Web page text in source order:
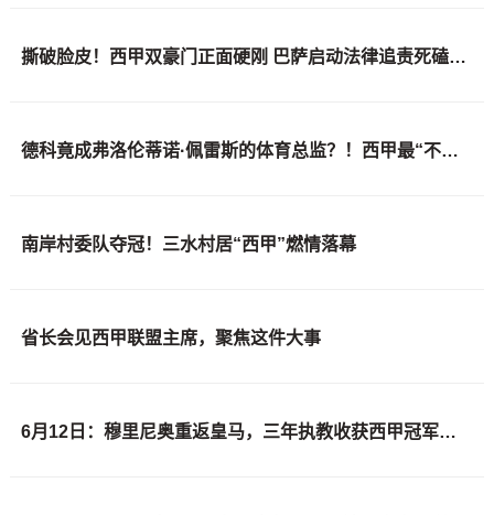
撕破脸皮！西甲双豪门正面硬刚 巴萨启动法律追责死磕弗洛伦蒂诺诽谤言论
德科竟成弗洛伦蒂诺·佩雷斯的体育总监？！西甲最“不可能”的联姻与转会暗战全解析
南岸村委队夺冠！三水村居“西甲”燃情落幕
省长会见西甲联盟主席，聚焦这件大事
6月12日：穆里尼奥重返皇马，三年执教收获西甲冠军一座，究竟是成功还是遗憾？